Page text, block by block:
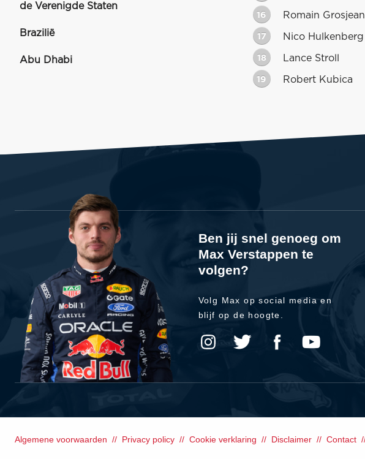
de Verenigde Staten
Brazilië
Abu Dhabi
16 Romain Grosjean
17 Nico Hulkenberg
18 Lance Stroll
19 Robert Kubica
Ben jij snel genoeg om
Max Verstappen te
volgen?
Volg Max op social media en
blijf op de hoogte.
Algemene voorwaarden Privacy policy Cookie verklaring Disclaimer Contact